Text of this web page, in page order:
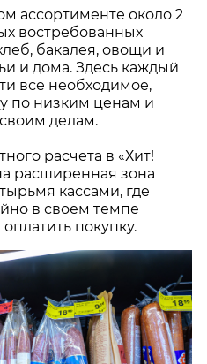
ассортименте около 2
востребованных
бакалея, овощи и
и дома. Здесь каждый
все необходимое,
по низким ценам и
делам.
расчета в «Хит!
расширенная зона
кассами, где
в своем темпе
покупку.